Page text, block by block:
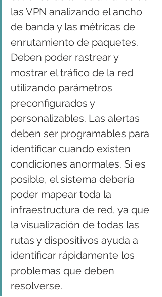
las VPN analizando el ancho
de banda y las métricas de
enrutamiento de paquetes.
Deben poder rastrear y
mostrar el tráfico de la red
utilizando parámetros
preconfigurados y
personalizables. Las alertas
deben ser programables para
identificar cuando existen
condiciones anormales. Si es
posible, el sistema debería
poder mapear toda la
infraestructura de red, ya que
la visualización de todas las
rutas y dispositivos ayuda a
identificar rápidamente los
problemas que deben
resolverse.